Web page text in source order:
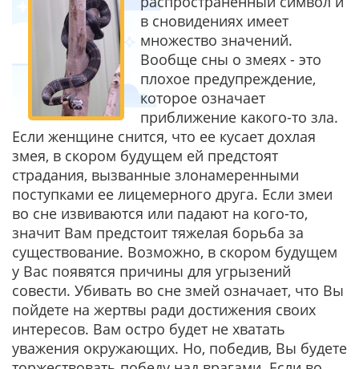
в сновидениях имеет
множество значений.
Вообще сны о змеях - это
плохое предупреждение,
которое означает
приближение какого-то зла.
Если женщине снится, что ее кусает дохлая
змея, в скором будущем ей предстоят
страдания, вызванные злонамеренными
поступками ее лицемерного друга. Если змеи
во сне извиваются или падают на кого-то,
значит Вам предстоит тяжелая борьба за
существование. Возможно, в скором будущем
у Вас появятся причины для угрызений
совести. Убивать во сне змей означает, что Вы
пойдете на жертвы ради достижения своих
интересов. Вам остро будет не хватать
уважения окружающих. Но, победив, Вы будете